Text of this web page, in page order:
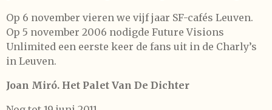
Op 6 november vieren we vijf jaar SF-cafés Leuven.
Op 5 november 2006 nodigde Future Visions
Unlimited een eerste keer de fans uit in de Charly’s
in Leuven.
Joan Miró. Het Palet Van De Dichter